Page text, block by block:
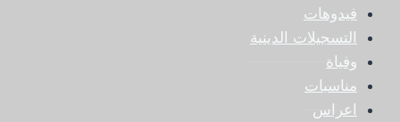
فيدوهات
التسجيلات الدينية
وفياة
مناسبات
اعراس